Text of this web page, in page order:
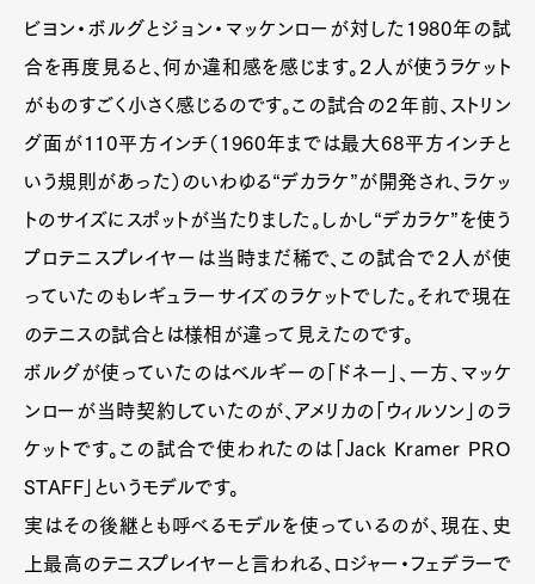
ビヨン・ボルグとジョン・マッケンローが対した1980年の試
合を再度見ると、何か違和感を感じます。２人が使うラケット
がものすごく小さく感じるのです。この試合の２年前、ストリン
グ面が110平方インチ（1960年までは最大68平方インチと
いう規則があった）のいわゆる“デカラケ”が開発され、ラケッ
トのサイズにスポットが当たりました。しかし“デカラケ”を使う
プロテニスプレイヤーは当時まだ稀で、この試合で２人が使
っていたのもレギュラーサイズのラケットでした。それで現在
のテニスの試合とは様相が違って見えたのです。
ボルグが使っていたのはベルギーの「ドネー」、一方、マッケ
ンローが当時契約していたのが、アメリカの「ウィルソン」のラ
ケットです。この試合で使われたのは「Jack Kramer PRO
STAFF」というモデルです。
実はその後継とも呼べるモデルを使っているのが、現在、史
上最高のテニスプレイヤーと言われる、ロジャー・フェデラーで